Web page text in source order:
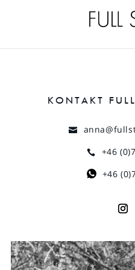
KONTAKT
+46
+46